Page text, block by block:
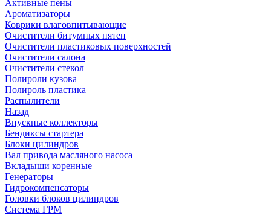
Активные пены
Ароматизаторы
Коврики влаговпитывающие
Очистители битумных пятен
Очистители пластиковых поверхностей
Очистители салона
Очистители стекол
Полироли кузова
Полироль пластика
Распылители
Назад
Впускные коллекторы
Бендиксы стартера
Блоки цилиндров
Вал привода масляного насоса
Вкладыши коренные
Генераторы
Гидрокомпенсаторы
Головки блоков цилиндров
Система ГРМ